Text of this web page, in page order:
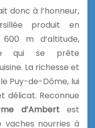
donc à l’honneur,
produit en
m d’altitude,
qui se prête
La richesse et
Puy-de-Dôme, lui
délicat. Reconnue
d’Ambertest
nourries à